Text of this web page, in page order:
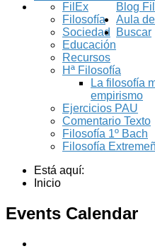
Blog
FilEx
Filosofía
Sociedad
Educación
Recursos
Aula
Hª Filosofía
La filosofía
empirismo
Ejercicios PAU
Comentario Texto
Filosofía 1º Bach
Filosofía
Buscar
Está aquí:
Inicio
Events Calendar